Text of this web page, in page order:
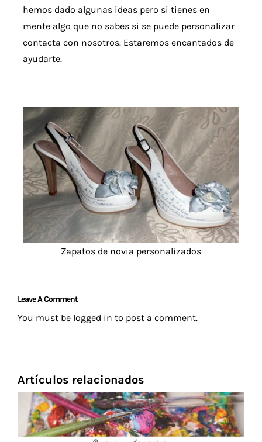
hemos dado algunas ideas pero si tienes en
mente algo que no sabes si se puede personalizar
contacta con nosotros. Estaremos encantados de
ayudarte.
Zapatos de novia personalizados
Leave A Comment
You must be logged in to post a comment.
Artículos relacionados